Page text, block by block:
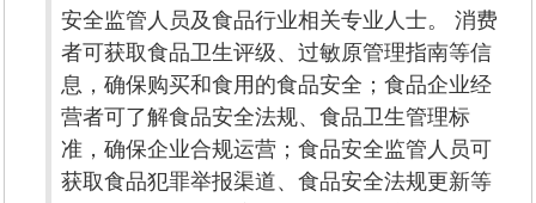
安全监管人员及食品行业相关专业人士。 消费
者可获取食品卫生评级、过敏原管理指南等信
息，确保购买和食用的食品安全；食品企业经
营者可了解食品安全法规、食品卫生管理标
准，确保企业合规运营；食品安全监管人员可
获取食品犯罪举报渠道、食品安全法规更新等